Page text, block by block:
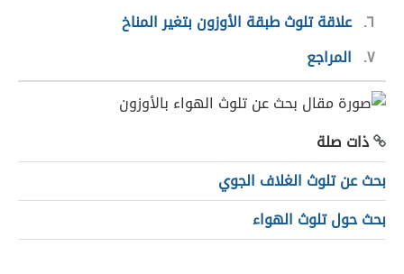
٦ علاقة تلوث طبقة الأوزون بتغير المناخ
٧ المراجع
ذات صلة
بحث عن تلوث الغلاف الجوي
بحث حول تلوث الهواء